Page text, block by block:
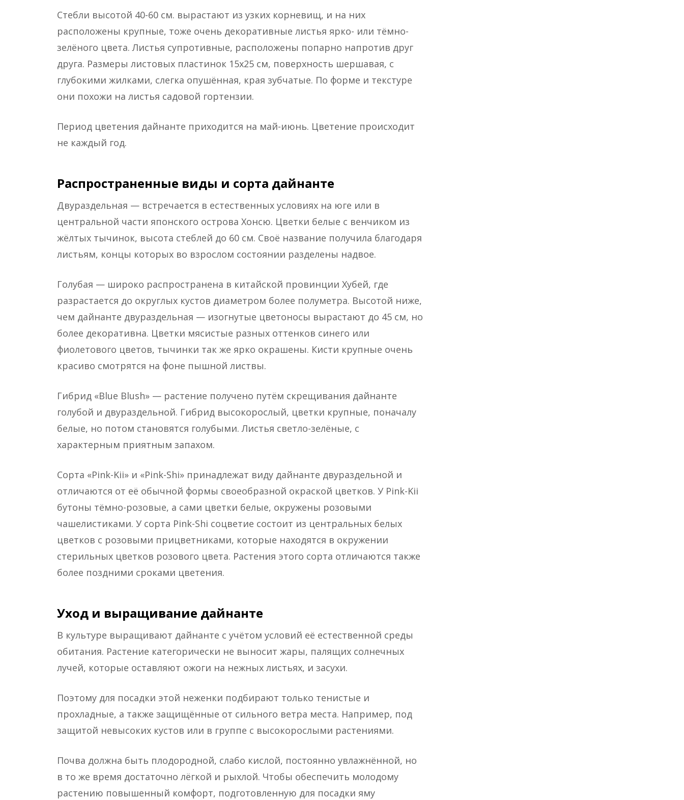
Стебли высотой 40-60 см. вырастают из узких корневищ, и на них
расположены крупные, тоже очень декоративные листья ярко- или тёмно-
зелёного цвета. Листья супротивные, расположены попарно напротив друг
друга. Размеры листовых пластинок 15х25 см, поверхность шершавая, с
глубокими жилками, слегка опушённая, края зубчатые. По форме и текстуре
они похожи на листья садовой гортензии.
Период цветения дайнанте приходится на май-июнь. Цветение происходит
не каждый год.
Распространенные виды и сорта дайнанте
Двураздельная — встречается в естественных условиях на юге или в
центральной части японского острова Хонсю. Цветки белые с венчиком из
жёлтых тычинок, высота стеблей до 60 см. Своё название получила благодаря
листьям, концы которых во взрослом состоянии разделены надвое.
Голубая — широко распространена в китайской провинции Хубей, где
разрастается до округлых кустов диаметром более полуметра. Высотой ниже,
чем дайнанте двураздельная — изогнутые цветоносы вырастают до 45 см, но
более декоративна. Цветки мясистые разных оттенков синего или
фиолетового цветов, тычинки так же ярко окрашены. Кисти крупные очень
красиво смотрятся на фоне пышной листвы.
Гибрид «Blue Blush» — растение получено путём скрещивания дайнанте
голубой и двураздельной. Гибрид высокорослый, цветки крупные, поначалу
белые, но потом становятся голубыми. Листья светло-зелёные, с
характерным приятным запахом.
Сорта «Pink-Kii» и «Pink-Shi» принадлежат виду дайнанте двураздельной и
отличаются от её обычной формы своеобразной окраской цветков. У Pink-Kii
бутоны тёмно-розовые, а сами цветки белые, окружены розовыми
чашелистиками. У сорта Pink-Shi соцветие состоит из центральных белых
цветков с розовыми прицветниками, которые находятся в окружении
стерильных цветков розового цвета. Растения этого сорта отличаются также
более поздними сроками цветения.
Уход и выращивание дайнанте
В культуре выращивают дайнанте с учётом условий её естественной среды
обитания. Растение категорически не выносит жары, палящих солнечных
лучей, которые оставляют ожоги на нежных листьях, и засухи.
Поэтому для посадки этой неженки подбирают только тенистые и
прохладные, а также защищённые от сильного ветра места. Например, под
защитой невысоких кустов или в группе с высокорослыми растениями.
Почва должна быть плодородной, слабо кислой, постоянно увлажнённой, но
в то же время достаточно лёгкой и рыхлой. Чтобы обеспечить молодому
растению повышенный комфорт, подготовленную для посадки яму